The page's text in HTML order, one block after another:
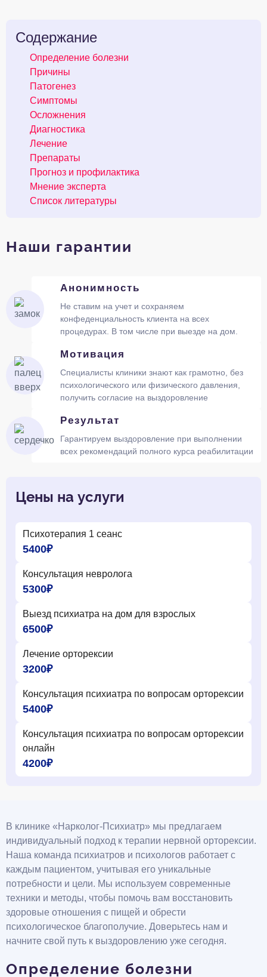
Содержание
Определение болезни
Причины
Патогенез
Симптомы
Осложнения
Диагностика
Лечение
Препараты
Прогноз и профилактика
Мнение эксперта
Список литературы
Наши гарантии
Анонимность
Не ставим на учет и сохраняем
конфеденциальность клиента на всех
процедурах. В том числе при выезде на дом.
Мотивация
Специалисты клиники знают как грамотно, без
психологического или физического давления,
получить согласие на выздоровление
Результат
Гарантируем выздоровление при выполнении
всех рекомендаций полного курса реабилитации
Цены на услуги
Психотерапия 1 сеанс
5400₽
Консультация невролога
5300₽
Выезд психиатра на дом для взрослых
6500₽
Лечение орторексии
3200₽
Консультация психиатра по вопросам орторексии
5400₽
Консультация психиатра по вопросам орторексии
онлайн
4200₽
В клинике «Нарколог-Психиатр» мы предлагаем
индивидуальный подход к терапии нервной орторексии.
Наша команда психиатров и психологов работает с
каждым пациентом, учитывая его уникальные
потребности и цели. Мы используем современные
техники и методы, чтобы помочь вам восстановить
здоровые отношения с пищей и обрести
психологическое благополучие. Доверьтесь нам и
начните свой путь к выздоровлению уже сегодня.
Определение болезни